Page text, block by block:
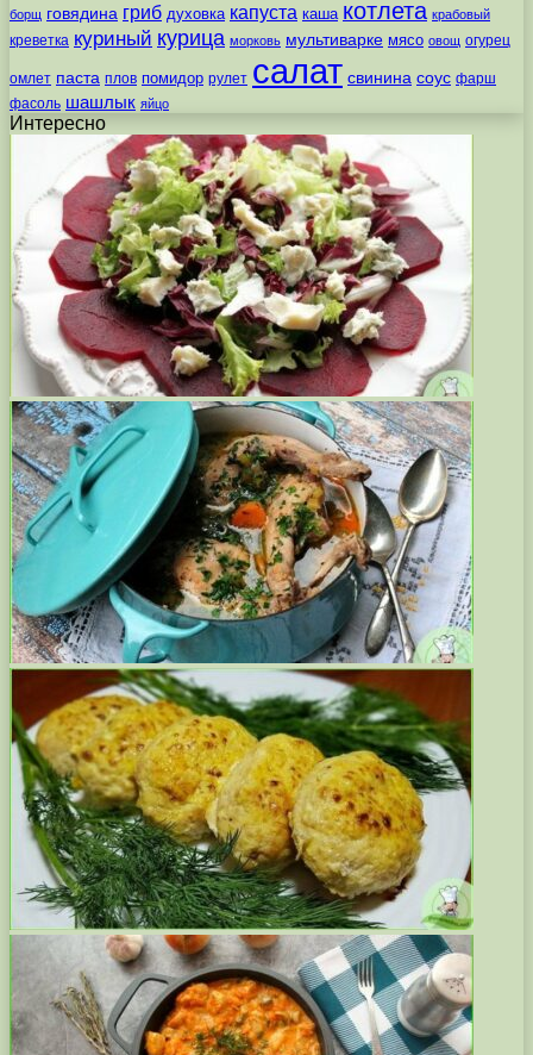
борщ говядина гриб духовка капуста каша котлета крабовый
креветка куриный курица морковь мультиварке мясо овощ огурец
омлет паста плов помидор рулет салат свинина соус фарш
фасоль шашлык яйцо
Интересно